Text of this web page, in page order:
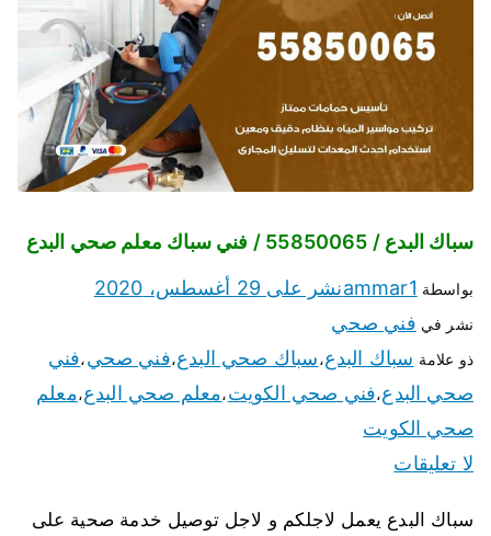
سباك البدع / 55850065 / فني سباك معلم صحي البدع
بواسطة ammar1نشر على 29 أغسطس، 2020
نشر في فني صحي
ذو علامة سباك البدع،سباك صحي البدع،فني صحي،فني
صحي البدع،فني صحي الكويت،معلم صحي البدع،معلم
صحي الكويت
لا تعليقات
سباك البدع يعمل لاجلكم و لاجل توصيل خدمة صحية على